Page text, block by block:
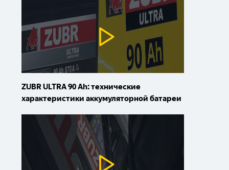
ZUBR ULTRA 90 Ah: технические
характеристики аккумуляторной батареи